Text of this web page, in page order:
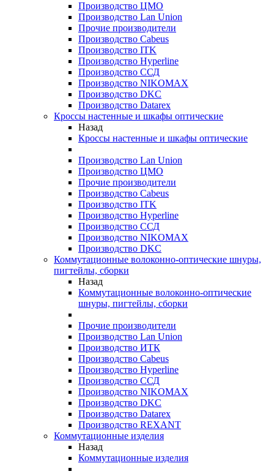
Производство ЦМО
Производство Lan Union
Прочие производители
Производство Cabeus
Производство ITK
Производство Hyperline
Производство ССД
Производство NIKOMAX
Производство DKC
Производство Datarex
Кроссы настенные и шкафы оптические
Назад
Кроссы настенные и шкафы оптические
Производство Lan Union
Производство ЦМО
Прочие производители
Производство Cabeus
Производство ITK
Производство Hyperline
Производство ССД
Производство NIKOMAX
Производство DKC
Коммутационные волоконно-оптические шнуры,
пигтейлы, сборки
Назад
Коммутационные волоконно-оптические
шнуры, пигтейлы, сборки
Прочие производители
Производство Lan Union
Производство ИТК
Производство Cabeus
Производство Hyperline
Производство ССД
Производство NIKOMAX
Производство DKC
Производство Datarex
Производство REXANT
Коммутационные изделия
Назад
Коммутационные изделия